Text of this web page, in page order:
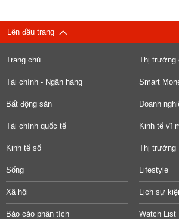
Lên đầu trang
Trang chủ Thị trường
Tài chính - Ngân hàng Smart
Bất động sản Doanh
Tài chính quốc tế Kinh tế vĩ
Kinh tế số Thị trường
Sống Lifestyle
Xã hội Lịch sự
Báo cáo phân tích Watch List